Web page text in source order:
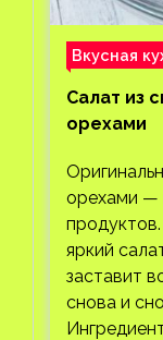
Вкусная
Салат из
орехами
орехами —
яркий
заставит
снова и